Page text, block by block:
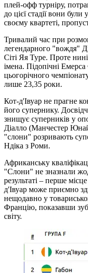
плей-офф турніру,
до цієї стадії вони
своєму квартеті,
Тривалий час при
легендарного "вождя"
Сіті Яя Туре. Проте
імена. Підопічні
цьогорічного
лише 23,35 роки.
Кот-д'Івуар не прагне
його супернику.
знищує суперників у
Діалло (Манчестер
"слони" розривають
Ндіка з Роми.
Африканську
"Слони" не зназнали
результаті – перше
д'Івуар може приємно
нещодавно у
Францію, показавши
світу.